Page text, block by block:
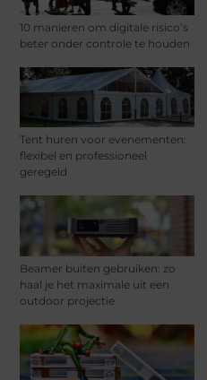
10 manieren om digitale risico’s
beter onder controle te houden
Tent huren voor evenementen:
flexibel en professioneel
geregeld
Beamer buiten gebruiken: zo
haal je het maximale uit een
outdoor projectie